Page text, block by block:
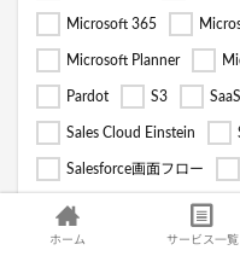
Microsoft 365
Microsoft Planner
Pardot S3 SaaS
Sales Cloud Einstein
Salesforce画面フロー
Salesforce（セールスフォ
Snowflake SNSツール
ホーム サービス一覧